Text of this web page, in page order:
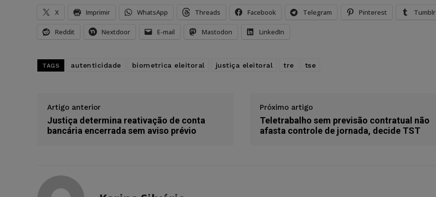
X Imprimir WhatsApp Threads Facebook Telegram Pinterest Tumblr
Reddit Nextdoor E-mail Mastodon LinkedIn
TAGS autenticidade biometrica eleitoral justiça eleitoral tre tse
Artigo anterior
Justiça determina reativação de conta
bancária encerrada sem aviso prévio
Próximo artigo
Teletrabalho sem previsão contratual não
afasta controle de jornada, decide TST